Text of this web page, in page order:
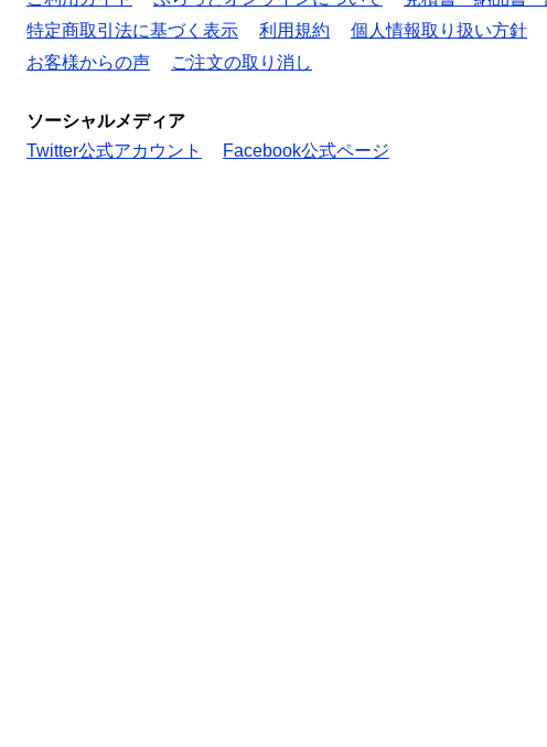
特定商取引法に基づく表示
利用規約 個人情報取り扱い方針
お客様からの声
ご注文の取り消し
ソーシャルメディア
Twitter公式アカウント
Facebook公式ページ